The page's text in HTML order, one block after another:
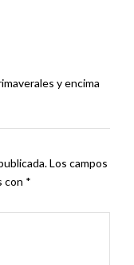
y encima
Los campos
con *